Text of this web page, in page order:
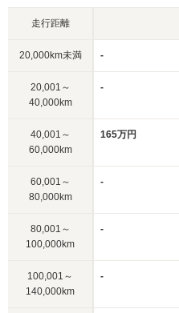
走行距離
20,000km未満 -
20,001～
40,000km
-
40,001～
60,000km
165万円
60,001～
80,000km
-
80,001～
100,000km
-
100,001～
140,000km
-